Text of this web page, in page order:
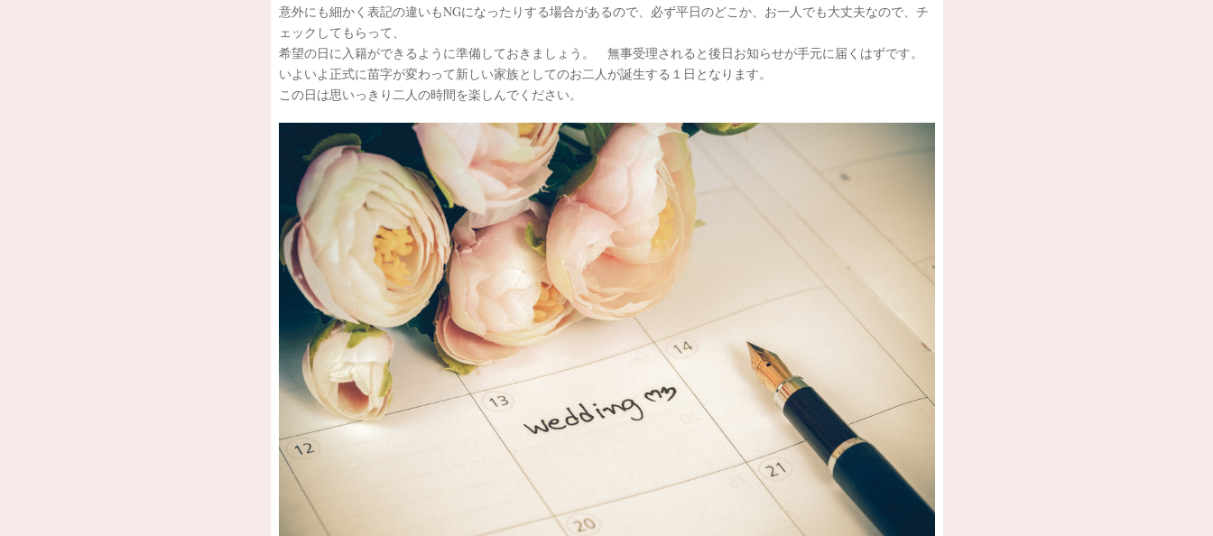
意外にも細かく表記の違いもNGになったりする場合があるので、必ず平日のどこか、お一人でも大丈夫なので、チ
ェックしてもらって、
希望の日に入籍ができるように準備しておきましょう。 無事受理されると後日お知らせが手元に届くはずです。
いよいよ正式に苗字が変わって新しい家族としてのお二人が誕生する１日となります。
この日は思いっきり二人の時間を楽しんでください。